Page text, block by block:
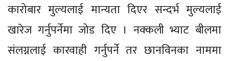
कारोबार मुल्यलाई मान्यता दिएर सन्दर्भ मुल्यलाई
खारेज गर्नुपर्नेमा जोड दिए । नक्कली भ्याट बीलमा
संलग्नलाई कारवाही गर्नुपर्ने तर छानविनका नाममा